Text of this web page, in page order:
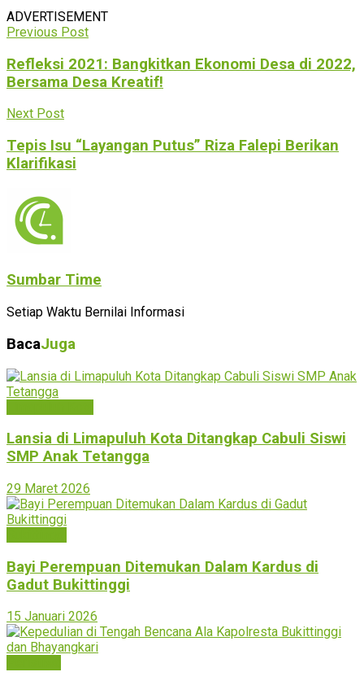
ADVERTISEMENT
Previous Post
Refleksi 2021: Bangkitkan Ekonomi Desa di 2022,
Bersama Desa Kreatif!
Next Post
Tepis Isu “Layangan Putus” Riza Falepi Berikan
Klarifikasi
Sumbar Time
Setiap Waktu Bernilai Informasi
BacaJuga
Lansia di Limapuluh Kota Ditangkap Cabuli Siswi
SMP Anak Tetangga
29 Maret 2026
Bayi Perempuan Ditemukan Dalam Kardus di
Gadut Bukittinggi
15 Januari 2026